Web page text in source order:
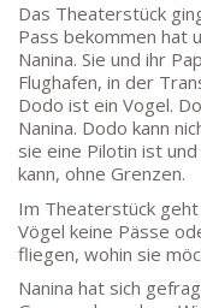
Das Theaterstück
Pass bekommen hat
Nanina. Sie und ihr
Flughafen, in der
Dodo ist ein Vogel.
Nanina. Dodo kann
sie eine Pilotin ist
kann, ohne Grenzen.
Im Theaterstück
Vögel keine Pässe
fliegen, wohin sie
Nanina hat sich
Erweiterte
Anette